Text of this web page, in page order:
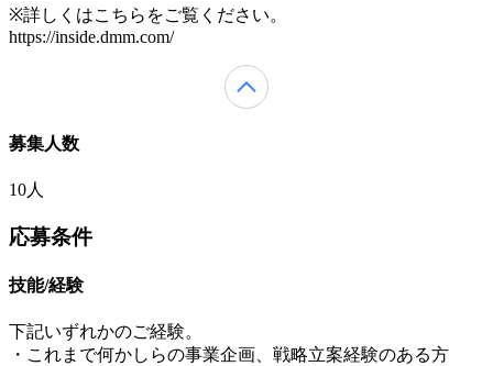
※詳しくはこちらをご覧ください。
https://inside.dmm.com/
募集人数
10人
応募条件
技能/経験
下記いずれかのご経験。
・これまで何かしらの事業企画、戦略立案経験のある方